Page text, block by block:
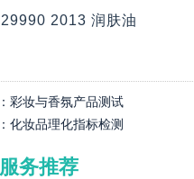
2013 润肤油
彩妆与香氛产品测试
化妆品理化指标检测
务推荐